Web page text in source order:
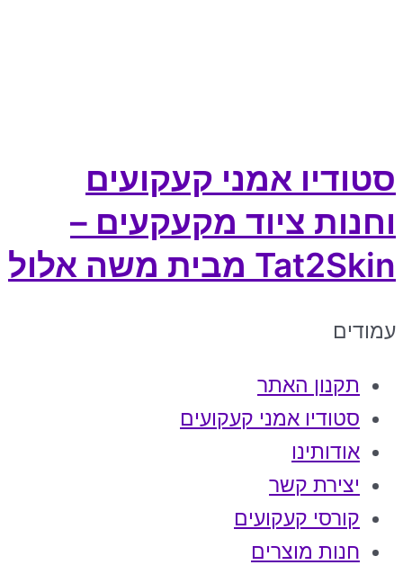
סטודיו אמני קעקועים
וחנות ציוד מקעקעים –
Tat2Skin מבית משה אלול
עמודים
תקנון האתר
סטודיו אמני קעקועים
אודותינו
יצירת קשר
קורסי קעקועים
חנות מוצרים